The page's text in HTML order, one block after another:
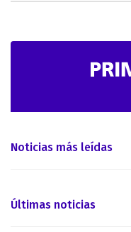
Noticias más leídas
Últimas noticias